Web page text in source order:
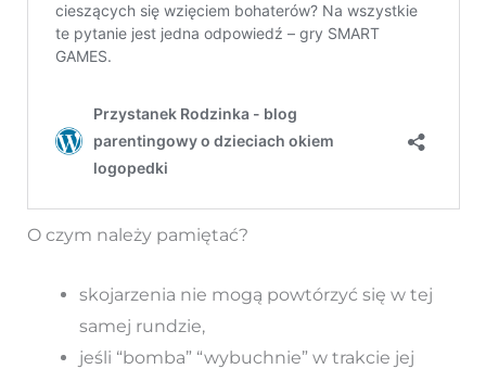
O czym należy pamiętać?
skojarzenia nie mogą powtórzyć się w tej
samej rundzie,
jeśli “bomba” “wybuchnie” w trakcie jej